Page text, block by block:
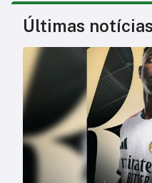
Últimas notícias